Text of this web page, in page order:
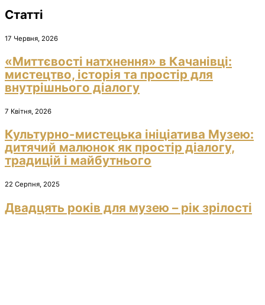
Статті
17 Червня, 2026
«Миттєвості натхнення» в Качанівці:
мистецтво, історія та простір для
внутрішнього діалогу
7 Квітня, 2026
Культурно-мистецька ініціатива Музею:
дитячий малюнок як простір діалогу,
традицій і майбутнього
22 Серпня, 2025
Двадцять років для музею – рік зрілості